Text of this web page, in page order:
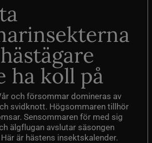
ha koll på
och försommar domineras av
svidknott. Högsommaren tillhör
Sensommaren för med sig
älgflugan avslutar säsongen
är hästens insektskalender.